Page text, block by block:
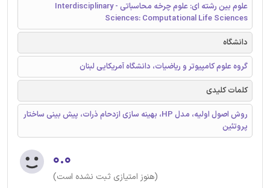
علوم بین رشته ای: علوم چرخه محاسباتی - Interdisciplinary
Sciences: Computational Life Sciences
دانشگاه
گروه علوم کامپیوتر و ریاضیات، دانشگاه آمریکایی لبنان
کلمات کلیدی
روش اصول اولیه، مدل HP، بهینه سازی ازدحام ذرات، پیش بینی ساختار
پروتئین
۰.۰
(هنوز امتیازی ثبت نشده است)